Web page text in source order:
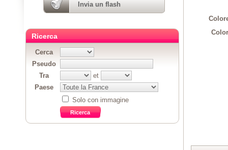
Invia un flash
Ricerca
Cerca
Pseudo
Tra
et
Paese
Solo con immagine